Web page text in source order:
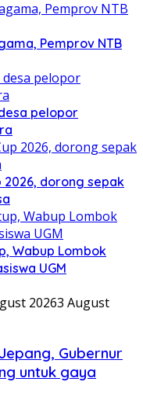
Pemprov NTB
pelopor
2026, dorong sepak
Wabup Lombok
UGM
20263 August
Gubernur
untuk gaya